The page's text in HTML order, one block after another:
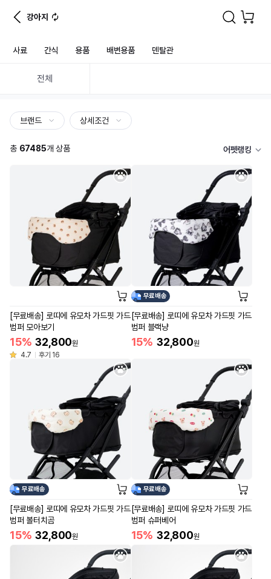
강아지
사료 간식 용품 배변용품 덴탈관
전체
브랜드 상세조건
총 67485개 상품 어펫랭킹
[무료배송] 로띠에 유모차 가드핏 가드
범퍼 모아보기
15% 32,800원
4.7
후기 16
무료배송
[무료배송] 로띠에 유모차 가드핏 가드
범퍼 블랙냥
15% 32,800원
무료배송
[무료배송] 로띠에 유모차 가드핏 가드
범퍼 볼터치곰
15% 32,800원
무료배송
[무료배송] 로띠에 유모차 가드핏 가드
범퍼 슈퍼베어
15% 32,800원